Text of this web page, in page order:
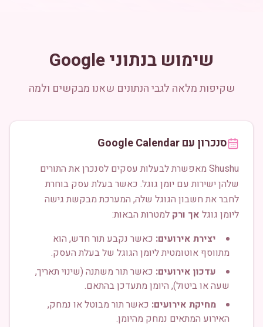
שימוש בנתוני Google
שקיפות מלאה לגבי הנתונים שאנו מבקשים ולמה
סנכרון עם Google Calendar
Shushu מאפשרת לבעלות עסקים לסנכרן את התורים
שלהן ישירות עם יומן גוגל. כאשר בעלת עסק בוחרת
לחבר את חשבון הגוגל שלה, המערכת מבקשת גישה
ליומן גוגל אך ורק למטרות הבאות:
יצירת אירועים: כאשר נקבע תור חדש, הוא
מתווסף אוטומטית ליומן הגוגל של בעלת העסק.
עדכון אירועים: כאשר תור משתנה (שינוי תאריך,
שעה או ביטול), היומן מתעדכן בהתאם.
מחיקת אירועים: כאשר תור מבוטל או נמחק,
האירוע המתאים נמחק מהיומן.